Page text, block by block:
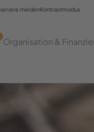
mel­denKontrastmodus
Organisation &